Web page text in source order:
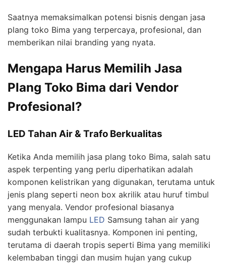
Saatnya memaksimalkan potensi bisnis dengan jasa
plang toko Bima yang terpercaya, profesional, dan
memberikan nilai branding yang nyata.
Mengapa Harus Memilih Jasa
Plang Toko Bima dari Vendor
Profesional?
LED Tahan Air & Trafo Berkualitas
Ketika Anda memilih jasa plang toko Bima, salah satu
aspek terpenting yang perlu diperhatikan adalah
komponen kelistrikan yang digunakan, terutama untuk
jenis plang seperti neon box akrilik atau huruf timbul
yang menyala. Vendor profesional biasanya
menggunakan lampu LED Samsung tahan air yang
sudah terbukti kualitasnya. Komponen ini penting,
terutama di daerah tropis seperti Bima yang memiliki
kelembaban tinggi dan musim hujan yang cukup